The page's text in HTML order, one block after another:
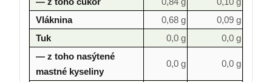
Vláknina
0,68 g
0,09 g
Tuk
0,0 g
0,0 g
— z toho nasýtené
mastné kyseliny
0,0 g 0,0 g